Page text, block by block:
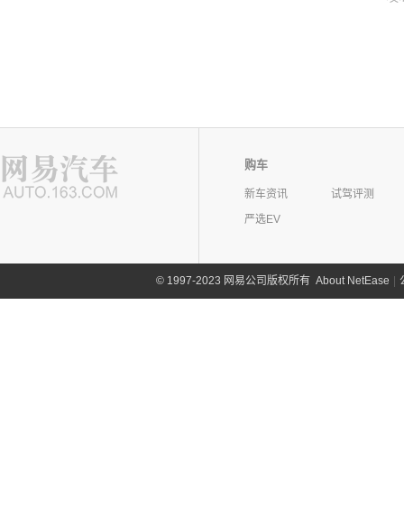
购车
新车资讯
试驾评测
严选EV
©1997-2023 网易公司版权所有 About NetEase